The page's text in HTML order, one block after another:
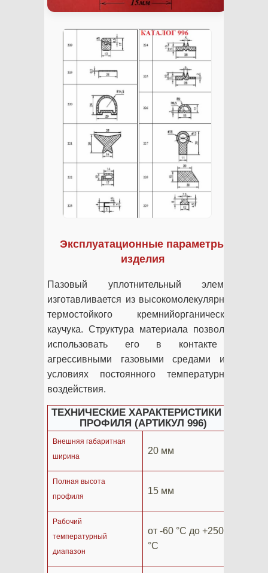
Эксплуатационные параметры
изделия
Пазовый уплотнительный элемент
изготавливается из высокомолекулярного
термостойкого кремнийорганического
каучука. Структура материала позволяет
использовать его в контакте с
агрессивными газовыми средами и в
условиях постоянного температурного
воздействия.
ТЕХНИЧЕСКИЕ ХАРАКТЕРИСТИКИ П-
ПРОФИЛЯ (АРТИКУЛ 996)
Внешняя габаритная
ширина
20 мм
Полная высота
профиля
15 мм
Рабочий
температурный
диапазон
от -60 °C до +250
°C